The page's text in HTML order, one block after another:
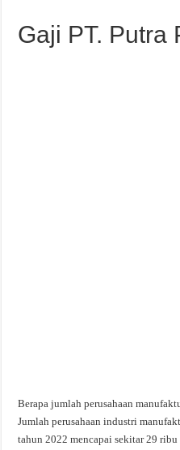
Gaji PT. Putra
Berapa jumlah perusahaan
Jumlah perusahaan industri
tahun 2022 mencapai sekitar 29 ribu